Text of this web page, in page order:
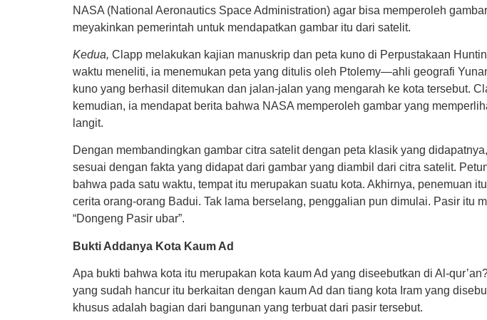
NASA (National Aeronautics Space Administration) agar bisa memperoleh
meyakinkan pemerintah untuk mendapatkan gambar itu dari satelit.
Kedua, Clapp melakukan kajian manuskrip dan peta kuno di Perpustakaan
waktu meneliti, ia menemukan peta yang ditulis oleh Ptolemy—ahli geografi
kuno yang berhasil ditemukan dan jalan-jalan yang mengarah ke kota tersebut.
kemudian, ia mendapat berita bahwa NASA memperoleh gambar yang
langit.
Dengan membandingkan gambar citra satelit dengan peta klasik yang
sesuai dengan fakta yang didapat dari gambar yang diambil dari citra satelit.
bahwa pada satu waktu, tempat itu merupakan suatu kota. Akhirnya, penemuan
cerita orang-orang Badui. Tak lama berselang, penggalian pun dimulai. Pasir itu
“Dongeng Pasir ubar”.
Bukti Addanya Kota Kaum Ad
Apa bukti bahwa kota itu merupakan kota kaum Ad yang diseebutkan di Al-
yang sudah hancur itu berkaitan dengan kaum Ad dan tiang kota Iram yang
khusus adalah bagian dari bangunan yang terbuat dari pasir tersebut.